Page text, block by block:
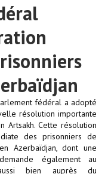
fédéral a adopté
résolution importante
Artsakh. Cette résolution
des prisonniers de
Azerbaïdjan, dont une
également au
bien auprès du